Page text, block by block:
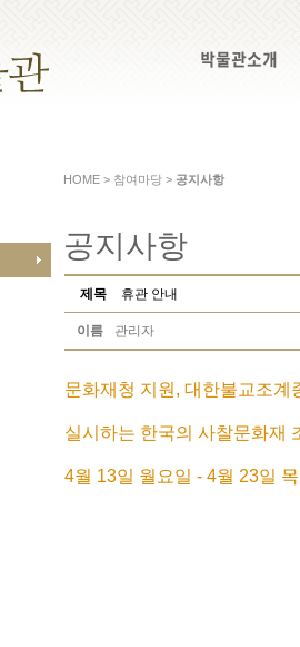
박물관소개
HOME > 참여마당 > 공지사항
공지사항
제목 휴관 안내
이름 관리자
문화재청 지원, 대한불교조계
실시하는 한국의 사찰문화재
4월 13일 월요일 - 4월 23일